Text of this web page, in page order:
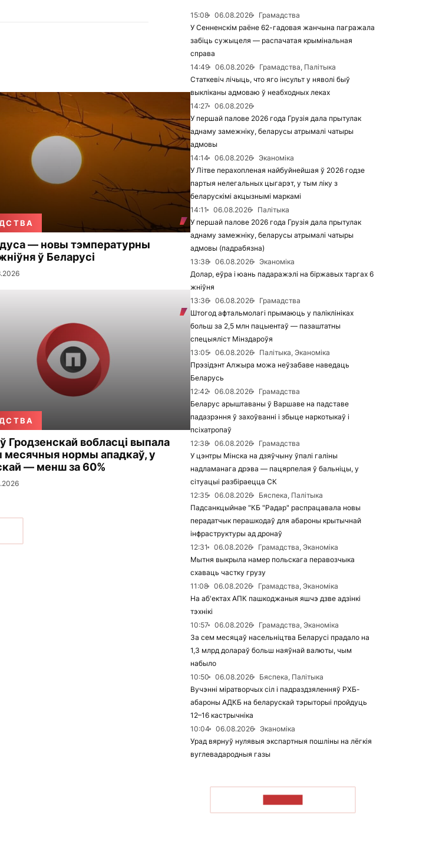
— новы тэмпературны
ў Беларусі
ў Гродзенскай вобласці выпала
месячныя нормы ападкаў, у
— менш за 60%
15:08 06.08.2026
Грамадства
У Сенненскім раёне 62-гадовая жанчына пагражала
забіць сужыцеля — распачатая крымінальная
справа
14:49
06.08.2026
Грамадства, Палітыка
Статкевіч лічыць, что яго інсульт у няволі быў
выкліканы адмоваю ў неабходных леках
14:27
06.08.2026
У першай палове 2026 года Грузія дала прытулак
аднаму замежніку, беларусы атрымалі чатыры
адмовы
14:14
06.08.2026
Эканоміка
У Літве перахопленая найбуйнейшая ў 2026 годзе
партыя нелегальных цыгарэт, у тым ліку з
беларускімі акцызнымі маркамі
14:11
06.08.2026
Палітыка
У першай палове 2026 года Грузія дала прытулак
аднаму замежніку, беларусы атрымалі чатыры
адмовы (падрабязна)
13:38
06.08.2026
Эканоміка
Долар, еўра і юань падаражэлі на біржавых таргах 6
жніўня
13:36
06.08.2026
Грамадства
Штогод афтальмолагі прымаюць у паліклініках
больш за 2,5 млн пацыентаў — пазаштатны
спецыяліст Мінздароўя
13:05
06.08.2026
Палітыка, Эканоміка
Прэзідэнт Алжыра можа неўзабаве наведаць
Беларусь
12:42
06.08.2026
Грамадства
Беларус арыштаваны ў Варшаве на падставе
падазрэння ў захоўванні і збыце наркотыкаў і
псіхатропаў
12:38
06.08.2026
Грамадства
У цэнтры Мінска на дзяўчыну ўпалі галіны
надламанага дрэва — пацярпелая ў бальніцы, у
сітуацыі разбіраецца СК
12:35
06.08.2026
Бяспека, Палітыка
Падсанкцыйнае "КБ "Радар" распрацавала новы
перадатчык перашкодаў для абароны крытычнай
інфраструктуры ад дронаў
12:31
06.08.2026
Грамадства, Эканоміка
Мытня выкрыла намер польскага перавозчыка
схаваць частку грузу
11:08
06.08.2026
Грамадства, Эканоміка
На аб'ектах АПК пашкоджаныя яшчэ дзве адзінкі
тэхнікі
10:57
06.08.2026
Грамадства, Эканоміка
За сем месяцаў насельніцтва Беларусі прадало на
1,3 млрд долараў больш наяўнай валюты, чым
набыло
10:50
06.08.2026
Бяспека, Палітыка
Вучэнні міратворчых сіл і падраздзяленняў РХБ-
абароны АДКБ на беларускай тэрыторыі пройдуць
12–16 кастрычніка
10:04
06.08.2026
Эканоміка
Урад вярнуў нулявыя экспартныя пошліны на лёгкія
вуглевадародныя газы